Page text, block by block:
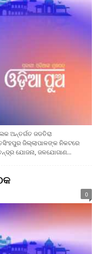
ଅନ୍ତର୍ଗତ ଜଡତିରା
ଜିଲ୍ଲାପାଳଙ୍କ ନିକଟରେ
ଯୋଜନା, ଜଳଯୋଗାଣ...
0